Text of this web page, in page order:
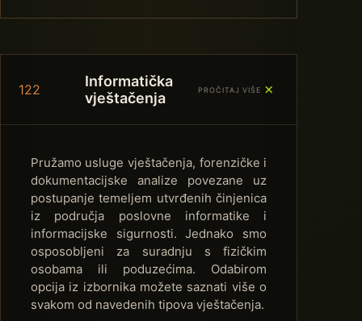
122
Informatička
vještačenja
PROČITAJ VIŠE＋
Pružamo usluge vještačenja, forenzičke i
dokumentacijske analize povezane uz
postupanje temeljem utvrđenih činjenica
iz područja poslovne informatike i
informacijske sigurnosti. Jednako smo
osposobljeni za suradnju s fizičkim
osobama ili poduzećima. Odabirom
opcija iz izbornika možete saznati više o
svakom od navedenih tipova vještačenja.